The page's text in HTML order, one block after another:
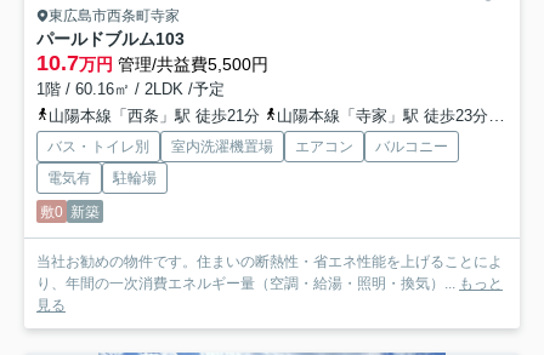
東広島市西条町寺家
パールドブルム103
10.7万円 管理/共益費5,500円
1階 / 60.16㎡ / 2LDK /予定
山陽本線「西条」駅 徒歩21分
山陽本線「寺家」駅 徒歩23分
バス・トイレ別 室内洗濯機置場 エアコン
バルコニー
電気有
駐輪場
敷0 新築
当社お勧めの物件です。住まいの断熱性・省エネ性能を上げることによ
り、年間の一次消費エネルギー量（空調・給湯・照明・換気）...
もっと
見る